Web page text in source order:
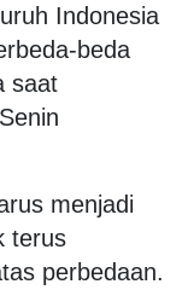
Indonesia
beda
saat
menjadi
terus
perbedaan.